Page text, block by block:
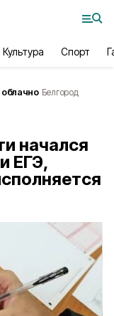
Культура Спорт
облачно Белгород
начался
ЕГЭ,